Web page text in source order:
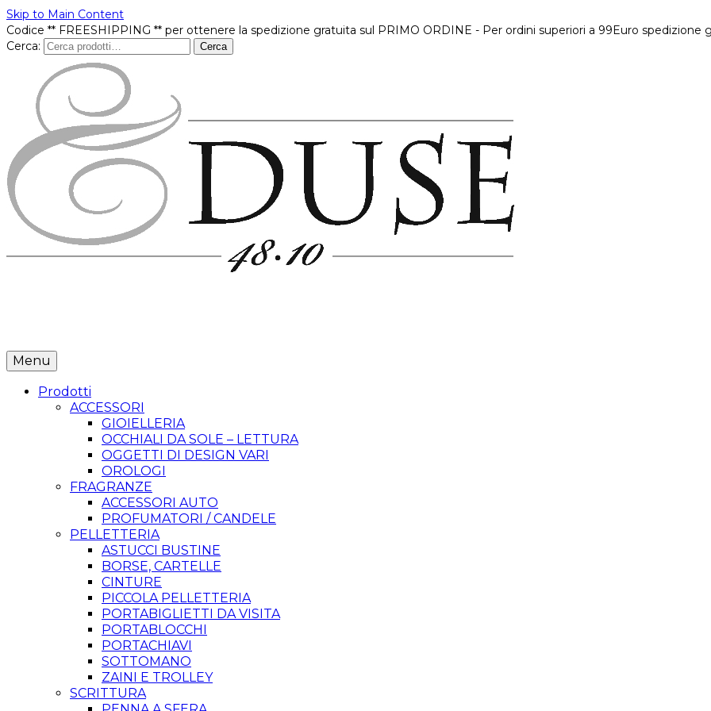
Skip to Main Content
Codice ** FREESHIPPING ** per ottenere la spedizione gratuita sul PRIMO ORDINE - Per ordini superiori a 99Euro spedizione
Cerca:
Cerca
Menu
Prodotti
ACCESSORI
GIOIELLERIA
OCCHIALI DA SOLE – LETTURA
OGGETTI DI DESIGN VARI
OROLOGI
FRAGRANZE
ACCESSORI AUTO
PROFUMATORI / CANDELE
PELLETTERIA
ASTUCCI BUSTINE
BORSE, CARTELLE
CINTURE
PICCOLA PELLETTERIA
PORTABIGLIETTI DA VISITA
PORTABLOCCHI
PORTACHIAVI
SOTTOMANO
ZAINI E TROLLEY
SCRITTURA